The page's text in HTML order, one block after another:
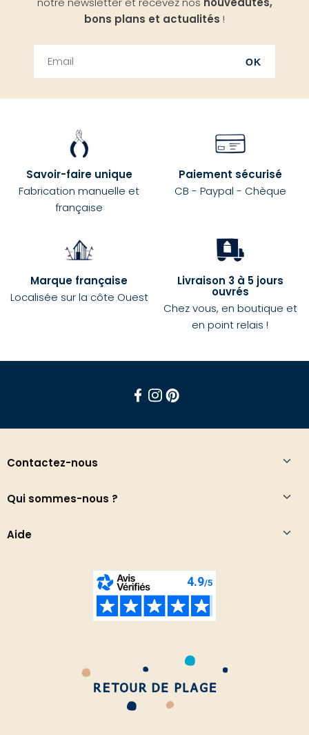
bons plans et actualités !
OK
Savoir-faire unique
Fabrication manuelle et
française
Paiement sécurisé
CB - Paypal - Chèque
Marque française
Localisée sur la côte Ouest
Livraison 3 à 5 jours
ouvrés
Chez vous, en boutique et
en point relais !
Contactez-nous
Qui sommes-nous ?
Aide